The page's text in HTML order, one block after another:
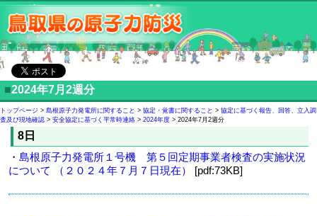
■2024年7月2週分
トップページ > 島根原子力発電所に関すること > 協定・覚書に関すること > 協定に基づく報告、回答、立入調
査及び現地確認 > 安全協定に基づく平常時連絡 > 2024年度 > 2024年7月2週分
8日
・ 島根原子力発電所１号機 第５回定期事業者検査の実施状況
について （２０２４年７月７日現在）
[pdf:73KB]